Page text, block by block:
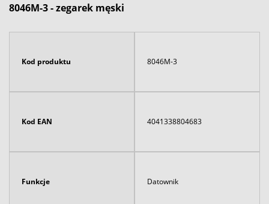
8046M-3 - zegarek męski
Kod produktu 8046M-3
Kod EAN 4041338804683
Funkcje Datownik